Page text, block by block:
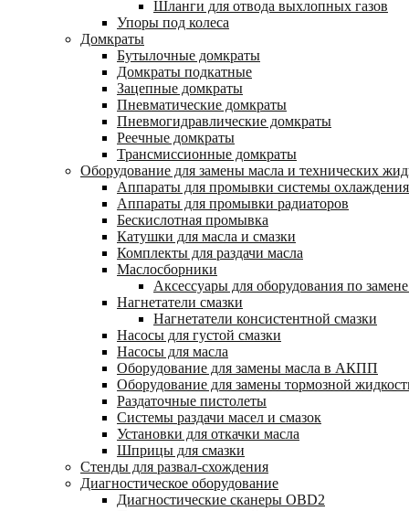
Шланги для отвода выхлопных газов
Упоры под колеса
Домкраты
Бутылочные домкраты
Домкраты подкатные
Зацепные домкраты
Пневматические домкраты
Пневмогидравлические домкраты
Реечные домкраты
Трансмиссионные домкраты
Оборудование для замены масла и технических
Аппараты для промывки системы охлаждения
Аппараты для промывки радиаторов
Бескислотная промывка
Катушки для масла и смазки
Комплекты для раздачи масла
Маслосборники
Аксессуары для оборудования по
Нагнетатели смазки
Нагнетатели консистентной смазки
Насосы для густой смазки
Насосы для масла
Оборудование для замены масла в АКПП
Оборудование для замены тормозной
Раздаточные пистолеты
Системы раздачи масел и смазок
Установки для откачки масла
Шприцы для смазки
Стенды для развал-схождения
Диагностическое оборудование
Диагностические сканеры OBD2